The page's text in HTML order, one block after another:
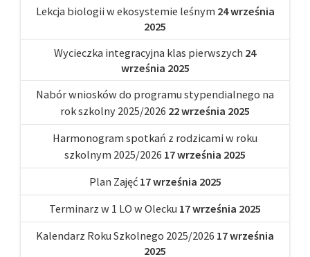
Lekcja biologii w ekosystemie leśnym 24 września
2025
Wycieczka integracyjna klas pierwszych 24
września 2025
Nabór wniosków do programu stypendialnego na
rok szkolny 2025/2026 22 września 2025
Harmonogram spotkań z rodzicami w roku
szkolnym 2025/2026 17 września 2025
Plan Zajęć 17 września 2025
Terminarz w 1 LO w Olecku 17 września 2025
Kalendarz Roku Szkolnego 2025/2026 17 września
2025